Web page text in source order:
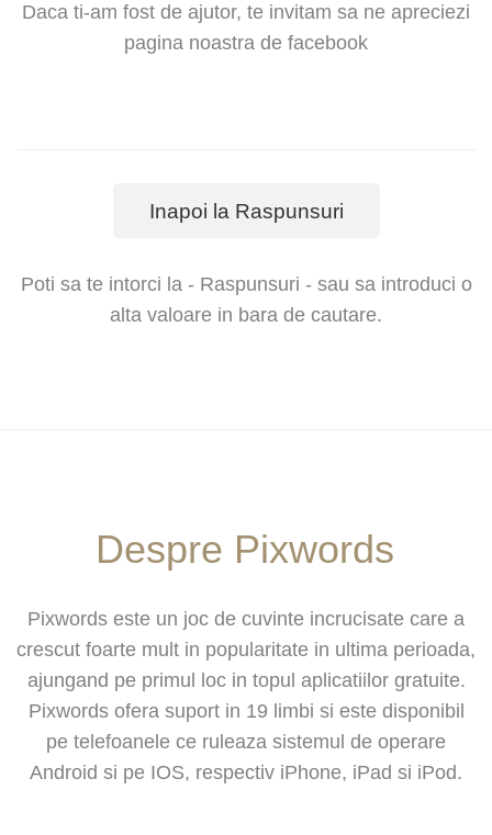
Daca ti-am fost de ajutor, te invitam sa ne apreciezi
pagina noastra de facebook
Inapoi la Raspunsuri
Poti sa te intorci la - Raspunsuri - sau sa introduci o
alta valoare in bara de cautare.
Despre Pixwords
Pixwords este un joc de cuvinte incrucisate care a
crescut foarte mult in popularitate in ultima perioada,
ajungand pe primul loc in topul aplicatiilor gratuite.
Pixwords ofera suport in 19 limbi si este disponibil
pe telefoanele ce ruleaza sistemul de operare
Android si pe IOS, respectiv iPhone, iPad si iPod.